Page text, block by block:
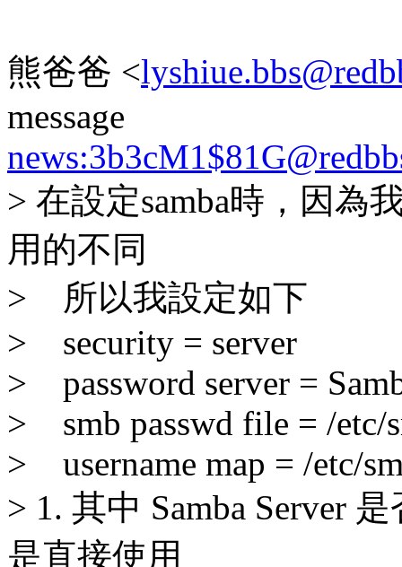
熊爸爸 <
message
> 在設定samba時，因為
用的不同
> 所以我設定如下
> security = server
> password server =
> smb passwd file = /etc/
> username map = /etc/
> 1. 其中 Samba Server
是直接使用